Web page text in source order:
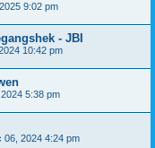
9:02 pm
- JBI
10:42 pm
5:38 pm
06, 2024 4:24 pm